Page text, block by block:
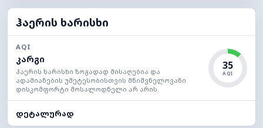
ჰაერის ხარისხი
AQI
კარგი
ჰაერის ხარისხი ზოგადად მისაღებია და
ადამიანების უმეტესობისთვის მნიშვნელოვანი
დისკომფორტი მოსალოდნელი არ არის.
35
AQI
დეტალურად